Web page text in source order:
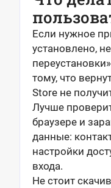
Если нужное
установлено,
тому, что
Store не
Лучше
браузере и
данные:
настройки
входа.
Не стоит